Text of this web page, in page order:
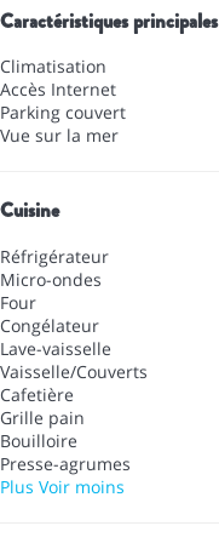
Caractéristiques principales
Climatisation
Accès Internet
Parking couvert
Vue sur la mer
Cuisine
Réfrigérateur
Micro-ondes
Four
Congélateur
Lave-vaisselle
Vaisselle/Couverts
Cafetière
Grille pain
Bouilloire
Presse-agrumes
Plus Voir moins